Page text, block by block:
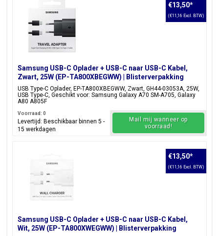
Samsung USB-C Oplader + USB-C naar USB-C Kabel,
Zwart, 25W (EP-TA800XBEGWW) | Blisterverpakking
USB Type-C Oplader, EP-TA800XBEGWW, Zwart, GH44-03053A, 25W,
USB Type-C, Geschikt voor: Samsung Galaxy A70 SM-A705, Galaxy
A80 A805F
€13,50*
(€11,16 Excl. BTW)
Voorraad: 0
Levertijd: Beschikbaar binnen 5 -
15 werkdagen
Mail mij wanneer op
voorraad!
Samsung USB-C Oplader + USB-C naar USB-C Kabel,
Wit, 25W (EP-TA800XWEGWW) | Blisterverpakking
€13,50*
(€11,16 Excl. BTW)